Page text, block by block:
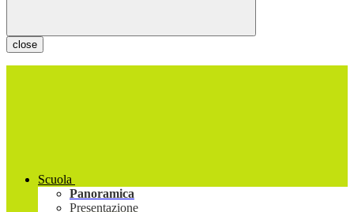
close
Scuola
Panoramica
Presentazione